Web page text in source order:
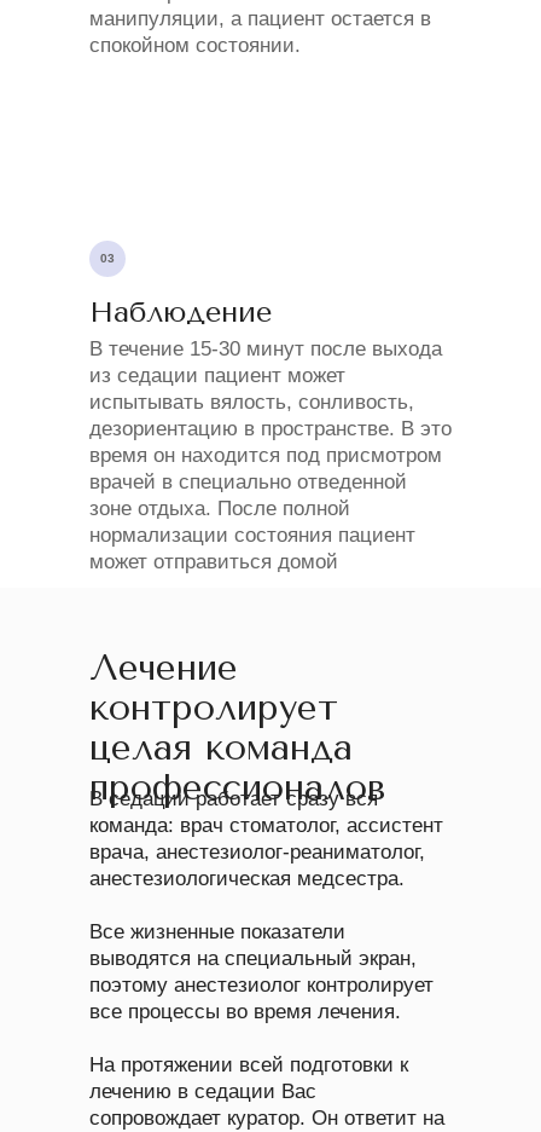
манипуляции, а пациент остается в
спокойном состоянии.
Наблюдение
В течение 15-30 минут после выхода
из седации пациент может
испытывать вялость, сонливость,
дезориентацию в пространстве. В это
время он находится под присмотром
врачей в специально отведенной
зоне отдыха. После полной
нормализации состояния пациент
может отправиться домой
03
Лечение
контролирует
целая команда
профессионалов
В седации работает сразу вся
команда: врач стоматолог, ассистент
врача, анестезиолог-реаниматолог,
анестезиологическая медсестра.
Все жизненные показатели
выводятся на специальный экран,
поэтому анестезиолог контролирует
все процессы во время лечения.
На протяжении всей подготовки к
лечению в седации Вас
сопровождает куратор. Он ответит на